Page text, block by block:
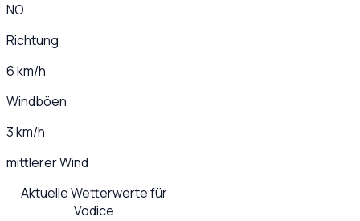
NO
Richtung
6 km/h
Windböen
3 km/h
mittlerer Wind
Aktuelle Wetterwerte für
Vodice